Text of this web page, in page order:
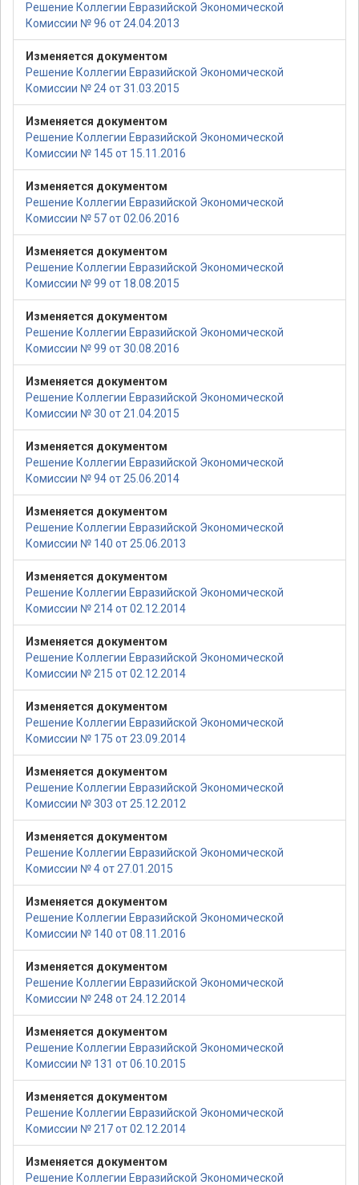
Решение Коллегии Евразийской Экономической
Комиссии № 96 от 24.04.2013
Изменяется документом
Решение Коллегии Евразийской Экономической
Комиссии № 24 от 31.03.2015
Изменяется документом
Решение Коллегии Евразийской Экономической
Комиссии № 145 от 15.11.2016
Изменяется документом
Решение Коллегии Евразийской Экономической
Комиссии № 57 от 02.06.2016
Изменяется документом
Решение Коллегии Евразийской Экономической
Комиссии № 99 от 18.08.2015
Изменяется документом
Решение Коллегии Евразийской Экономической
Комиссии № 99 от 30.08.2016
Изменяется документом
Решение Коллегии Евразийской Экономической
Комиссии № 30 от 21.04.2015
Изменяется документом
Решение Коллегии Евразийской Экономической
Комиссии № 94 от 25.06.2014
Изменяется документом
Решение Коллегии Евразийской Экономической
Комиссии № 140 от 25.06.2013
Изменяется документом
Решение Коллегии Евразийской Экономической
Комиссии № 214 от 02.12.2014
Изменяется документом
Решение Коллегии Евразийской Экономической
Комиссии № 215 от 02.12.2014
Изменяется документом
Решение Коллегии Евразийской Экономической
Комиссии № 175 от 23.09.2014
Изменяется документом
Решение Коллегии Евразийской Экономической
Комиссии № 303 от 25.12.2012
Изменяется документом
Решение Коллегии Евразийской Экономической
Комиссии № 4 от 27.01.2015
Изменяется документом
Решение Коллегии Евразийской Экономической
Комиссии № 140 от 08.11.2016
Изменяется документом
Решение Коллегии Евразийской Экономической
Комиссии № 248 от 24.12.2014
Изменяется документом
Решение Коллегии Евразийской Экономической
Комиссии № 131 от 06.10.2015
Изменяется документом
Решение Коллегии Евразийской Экономической
Комиссии № 217 от 02.12.2014
Изменяется документом
Решение Коллегии Евразийской Экономической